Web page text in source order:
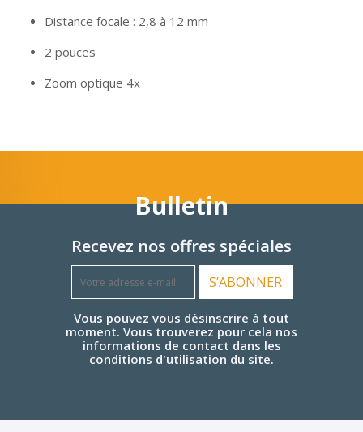
Distance focale : 2,8 à 12 mm
2 pouces
Zoom optique 4x
Bulletin
Recevez nos offres spéciales
S’ABONNER
Vous pouvez vous désinscrire à tout
moment. Vous trouverez pour cela nos
informations de contact dans les
conditions d'utilisation du site.